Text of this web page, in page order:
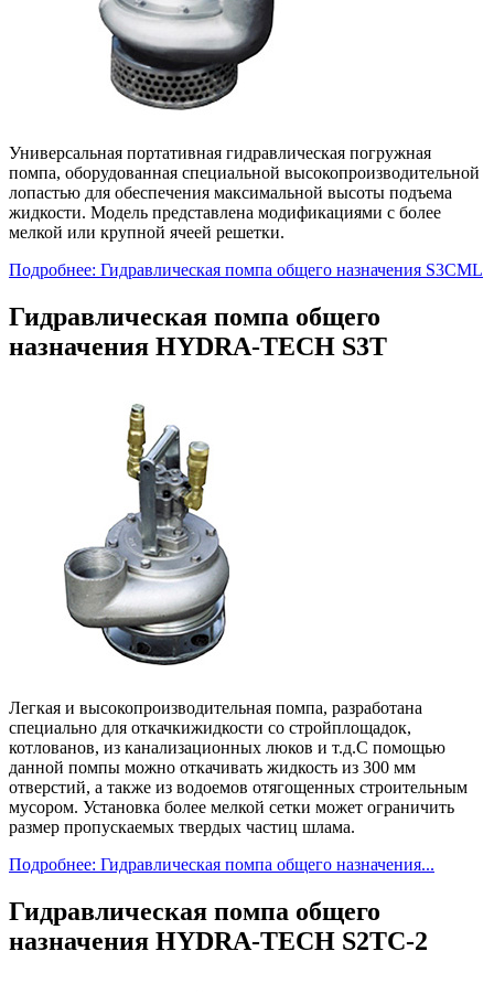
Универсальная портативная гидравлическая погружная
помпа, оборудованная специальной высокопроизводительной
лопастью для обеспечения максимальной высоты подъема
жидкости. Модель представлена модификациями с более
мелкой или крупной ячеей решетки.
Подробнее: Гидравлическая помпа общего назначения S3CML
Гидравлическая помпа общего
назначения HYDRA-TECH S3T
Легкая и высокопроизводительная помпа, разработана
специально для откачкижидкости со стройплощадок,
котлованов, из канализационных люков и т.д.С помощью
данной помпы можно откачивать жидкость из 300 мм
отверстий, а также из водоемов отягощенных строительным
мусором. Установка более мелкой сетки может ограничить
размер пропускаемых твердых частиц шлама.
Подробнее: Гидравлическая помпа общего назначения...
Гидравлическая помпа общего
назначения HYDRA-TECH S2TC-2